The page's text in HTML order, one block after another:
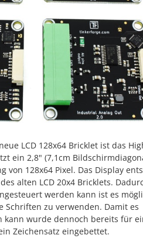
LCD 128x64 Bricklet ist das
ein 2,8" (7,1cm
von 128x64 Pixel. Das Display
alten LCD 20x4 Bricklets.
werden kann ist es
Schriften zu verwenden. Damit es
kann wurde dennoch bereits für
Zeichensatz eingebettet.